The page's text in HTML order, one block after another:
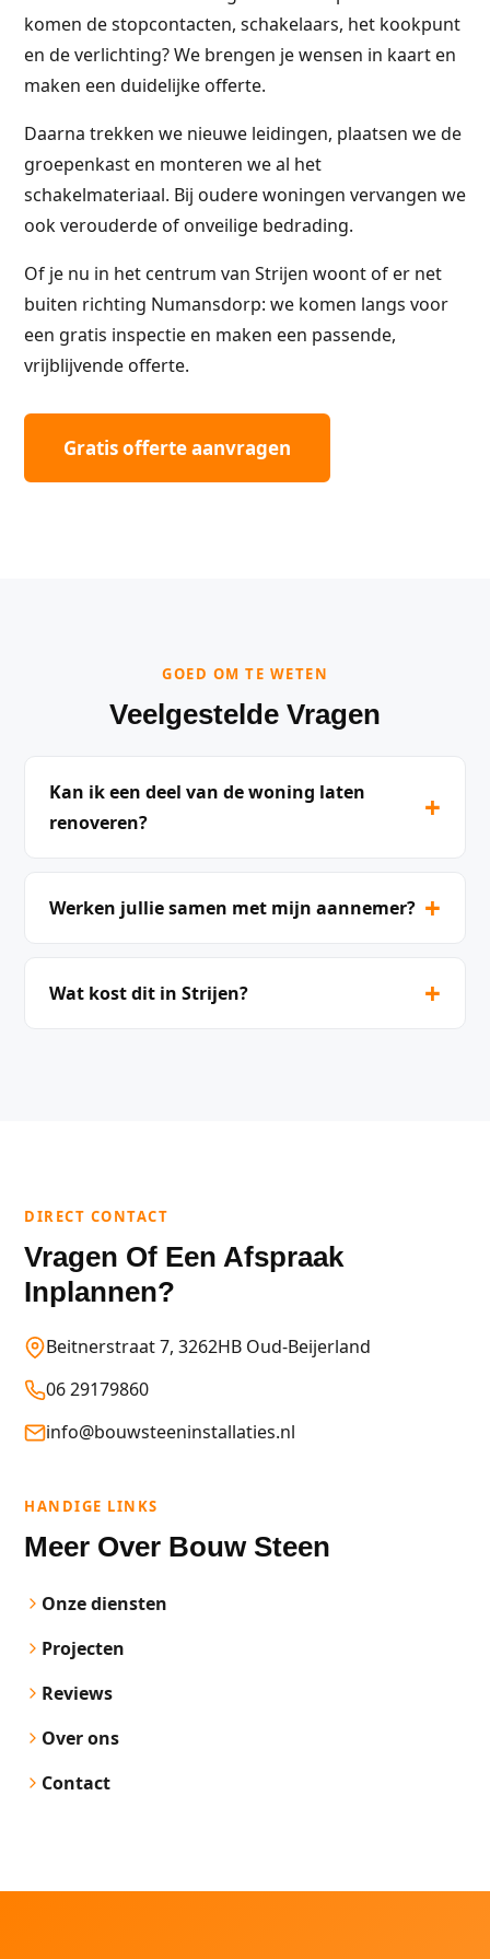
komen de stopcontacten, schakelaars, het kookpunt
en de verlichting? We brengen je wensen in kaart en
maken een duidelijke offerte.
Daarna trekken we nieuwe leidingen, plaatsen we de
groepenkast en monteren we al het
schakelmateriaal. Bij oudere woningen vervangen we
ook verouderde of onveilige bedrading.
Of je nu in het centrum van Strijen woont of er net
buiten richting Numansdorp: we komen langs voor
een gratis inspectie en maken een passende,
vrijblijvende offerte.
Gratis offerte aanvragen
GOED OM TE WETEN
Veelgestelde Vragen
Kan ik een deel van de woning laten
renoveren?
+
Werken jullie samen met mijn aannemer? +
Wat kost dit in Strijen? +
DIRECT CONTACT
Vragen Of Een Afspraak
Inplannen?
Beitnerstraat 7, 3262HB Oud-Beijerland
06 29179860
info@bouwsteeninstallaties.nl
HANDIGE LINKS
Meer Over Bouw Steen
Onze diensten
Projecten
Reviews
Over ons
Contact